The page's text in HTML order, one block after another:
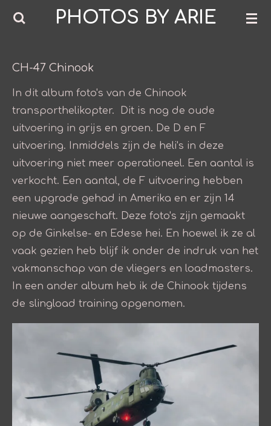
Ga
de
PHOTOS BY ARIE
CH-47 Chinook
In dit album foto's van de Chinook
transporthelikopter. Dit is nog de oude
uitvoering in grijs en groen. De D en F
uitvoering. Inmiddels zijn de heli's in deze
uitvoering niet meer operationeel. Een aantal is
verkocht. Een aantal, de F uitvoering hebben
een upgrade gehad in Amerika en er zijn 14
nieuwe aangeschaft. Deze foto's zijn gemaakt
op de Ginkelse- en Edese hei. En hoewel ik ze al
vaak gezien heb blijf ik onder de indruk van het
vakmanschap van de vliegers en loadmasters.
In een ander album heb ik de Chinook tijdens
de slingload training opgenomen.